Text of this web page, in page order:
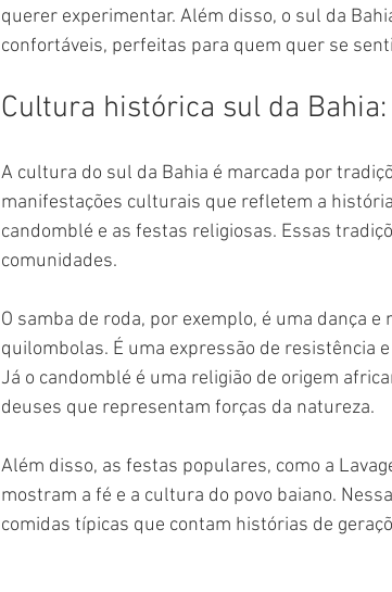
querer experimentar. Além disso, o sul da
confortáveis, perfeitas para quem quer se
Cultura histórica sul da
A cultura do sul da Bahia é marcada por
manifestações culturais que refletem a
candomblé e as festas religiosas. Essas
comunidades.
O samba de roda, por exemplo, é uma dança
quilombolas. É uma expressão de resistência
Já o candomblé é uma religião de origem
deuses que representam forças da natureza.
Além disso, as festas populares, como a
mostram a fé e a cultura do povo baiano.
comidas típicas que contam histórias de